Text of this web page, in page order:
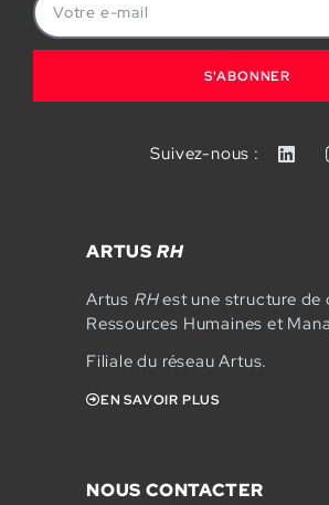
S'ABONNER
Suivez-nous :
ARTUS RH
Artus RHest une structure de
Ressources Humaines et
Filiale du réseau Artus.
EN SAVOIR PLUS
NOUS CONTACTER